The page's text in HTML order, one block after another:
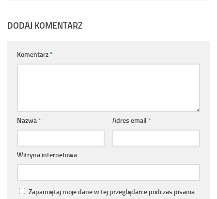
DODAJ KOMENTARZ
Komentarz*
Nazwa* Adres email *
Witryna internetowa
Zapamiętaj moje dane w tej przeglądarce podczas pisania